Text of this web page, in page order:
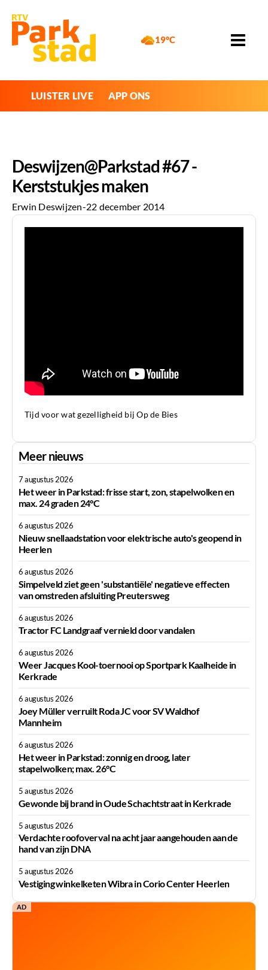
19°C
LUISTER LIVE APP ONS
Deswijzen@Parkstad #67 -
Kerststukjes maken
Erwin Deswijzen-22 december 2014
Tijd voor wat gezelligheid bij Op de Bies
Meer nieuws
7 augustus 2026
Het weer in Parkstad: frisse start, zon, stapelwolken en
max. 24 graden 24°C
6 augustus 2026
Nieuw snellaadstation voor elektrische auto's geopend in
Heerlen
6 augustus 2026
Simpelveld ziet geen 'substantiële' negatieve effecten
van omstreden afsluiting Preutersweg
6 augustus 2026
Tractor FC Landgraaf vernield door vandalen
6 augustus 2026
Weer Jacques Kool-toernooi op Sportpark Kaalheide in
Kerkrade
6 augustus 2026
Joey Müller verruilt Roda JC voor SV Waldhof
Mannheim
6 augustus 2026
Het weer in Parkstad: zonnig en droog, later
stapelwolken; max. 26°C
5 augustus 2026
Gewonde bij brand in Oude Schachtstraat in Kerkrade
5 augustus 2026
Verdachte roofoverval na acht jaar aangehouden aan de
hand van zijn DNA
5 augustus 2026
Vestiging winkelketen Wibra in Corio Center Heerlen
AD